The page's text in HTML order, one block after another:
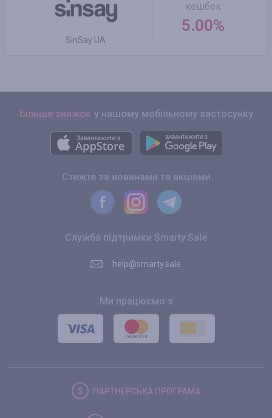
SinSay UA
кешбек
5.00%
Більше знижок у нашому мобільному застосунку
Стежте за новинами та акціями
Служба підтримки Smarty.Sale
help@smarty.sale
Ми працюємо з
ПАРТНЕРСЬКА ПРОГРАМА